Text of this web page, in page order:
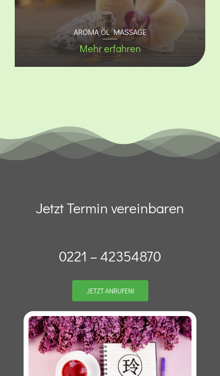
AROMA ÖL MASSAGE
Mehr erfahren
Jetzt Termin vereinbaren
0221 – 42354870
JETZT ANRUFEN!